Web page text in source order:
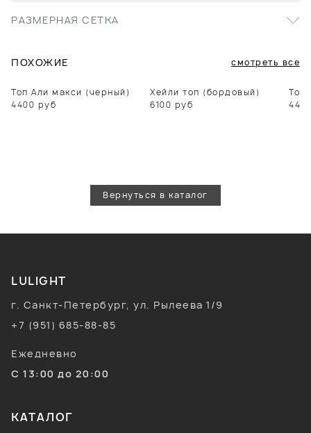
РАЗМЕРНАЯ СЕТКА
ПОХОЖИЕ смотреть все
Топ Али макси (черный)
4400 руб
Хейли топ (бордовый)
6100 руб
Топ
Вернуться в каталог
LULIGHT
г. Санкт-Петербург, ул. Рылеева 1/9
+7 (951) 685-88-85
Ежедневно
С 13:00 до 20:00
КАТАЛОГ